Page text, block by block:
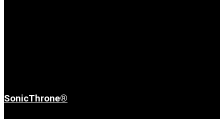
SonicThrone®